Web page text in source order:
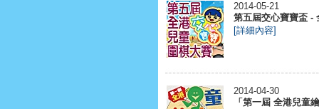
2014-05-21
第五屆交心寶寶盃 -
[詳細內容]
2014-04-30
「第一屆 全港兒童